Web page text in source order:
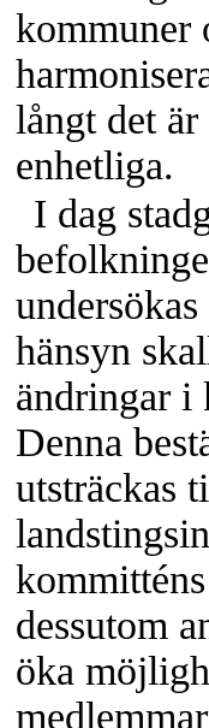
kommuner
långt det
enhetliga.
I dag
hänsyn
ändringar i
Denna
utsträckas
dessutom
öka